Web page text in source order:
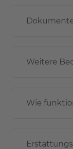
Weitere
Wie